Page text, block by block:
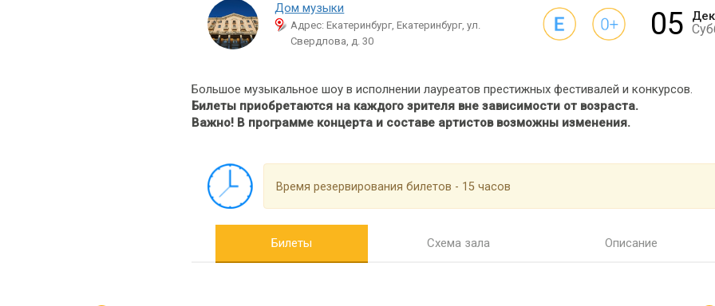
Дом музыки
Адрес: Екатеринбург, Екатеринбург, ул.
Свердлова, д. 30
05
Большое музыкальное шоу в исполнении лауреатов престижных фестивалей и конкурсов.
Билеты приобретаются на каждого зрителя вне зависимости от возраста.
Важно! В программе концерта и составе артистов возможны изменения.
Время резервирования билетов - 15 часов
Билеты Схема зала Описание